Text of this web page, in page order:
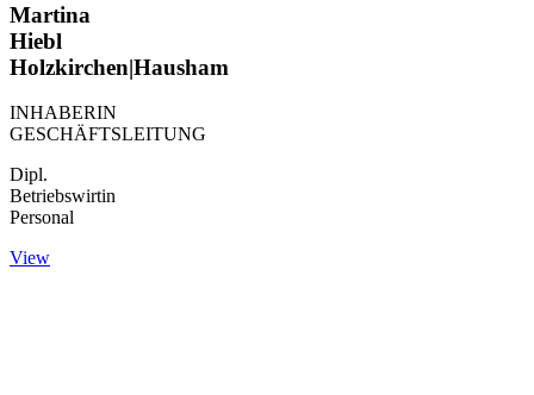
Martina
Hiebl
Holzkirchen|Hausham
INHABERIN
GESCHÄFTSLEITUNG
Dipl.
Betriebswirtin
Personal
View